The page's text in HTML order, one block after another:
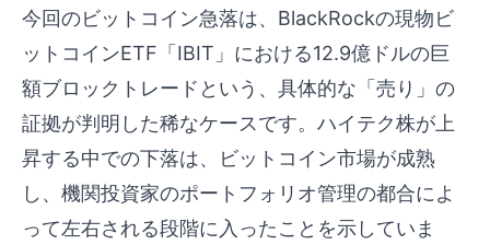
今回のビットコイン急落は、BlackRockの現物ビ
ットコインETF「IBIT」における12.9億ドルの巨
額ブロックトレードという、具体的な「売り」の
証拠が判明した稀なケースです。ハイテク株が上
昇する中での下落は、ビットコイン市場が成熟
し、機関投資家のポートフォリオ管理の都合によ
って左右される段階に入ったことを示していま